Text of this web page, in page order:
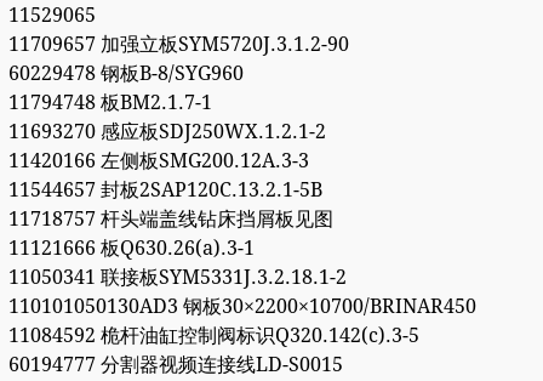
11529065
11709657 加强立板SYM5720J.3.1.2-90
60229478 钢板B-8/SYG960
11794748 板BM2.1.7-1
11693270 感应板SDJ250WX.1.2.1-2
11420166 左侧板SMG200.12A.3-3
11544657 封板2SAP120C.13.2.1-5B
11718757 杆头端盖线钻床挡屑板见图
11121666 板Q630.26(a).3-1
11050341 联接板SYM5331J.3.2.18.1-2
110101050130AD3 钢板30×2200×10700/BRINAR450
11084592 桅杆油缸控制阀标识Q320.142(c).3-5
60194777 分割器视频连接线LD-S0015